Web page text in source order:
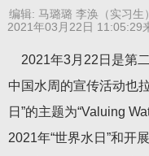
编辑: 马璐璐 李涣（实习生）
2021年03月22日 11:05:29
2021年3月22日是第
中国水周的宣传活动也
日”的主题为“Valuing
2021年“世界水日”和开